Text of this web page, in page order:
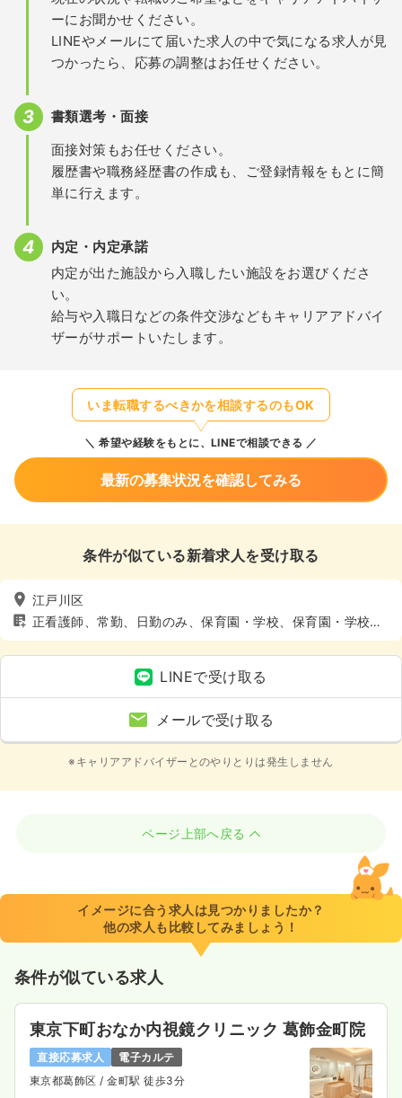
ーにお聞かせください。
LINEやメールにて届いた求人の中で気になる求人が見
つかったら、応募の調整はお任せください。
書類選考・面接
面接対策もお任せください。
履歴書や職務経歴書の作成も、ご登録情報をもとに簡
単に行えます。
内定・内定承諾
内定が出た施設から入職したい施設をお選びくださ
い。
給与や入職日などの条件交渉などもキャリアアドバイ
ザーがサポートいたします。
いま転職するべきかを相談するのもOK
希望や経験をもとに、LINEで相談できる
最新の募集状況を確認してみる
条件が似ている新着求人を受け取る
江戸川区
正看護師、常勤、日勤のみ、保育園・学校、保育園・学校、
4週8休以上、土日休み
LINEで受け取る
メールで受け取る
※キャリアアドバイザーとのやりとりは発生しません
ページ上部へ戻る
イメージに合う求人は見つかりましたか？
他の求人も比較してみましょう！
条件が似ている求人
東京下町おなか内視鏡クリニック 葛飾金町院
直接応募求人
電子カルテ
東京都葛飾区 / 金町駅 徒歩3分